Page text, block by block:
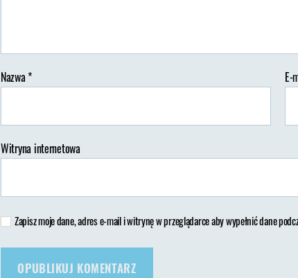
Nazwa* E-
Witryna internetowa
Zapisz moje dane, adres e-mail i witrynę w przeglądarce aby wypełnić dane